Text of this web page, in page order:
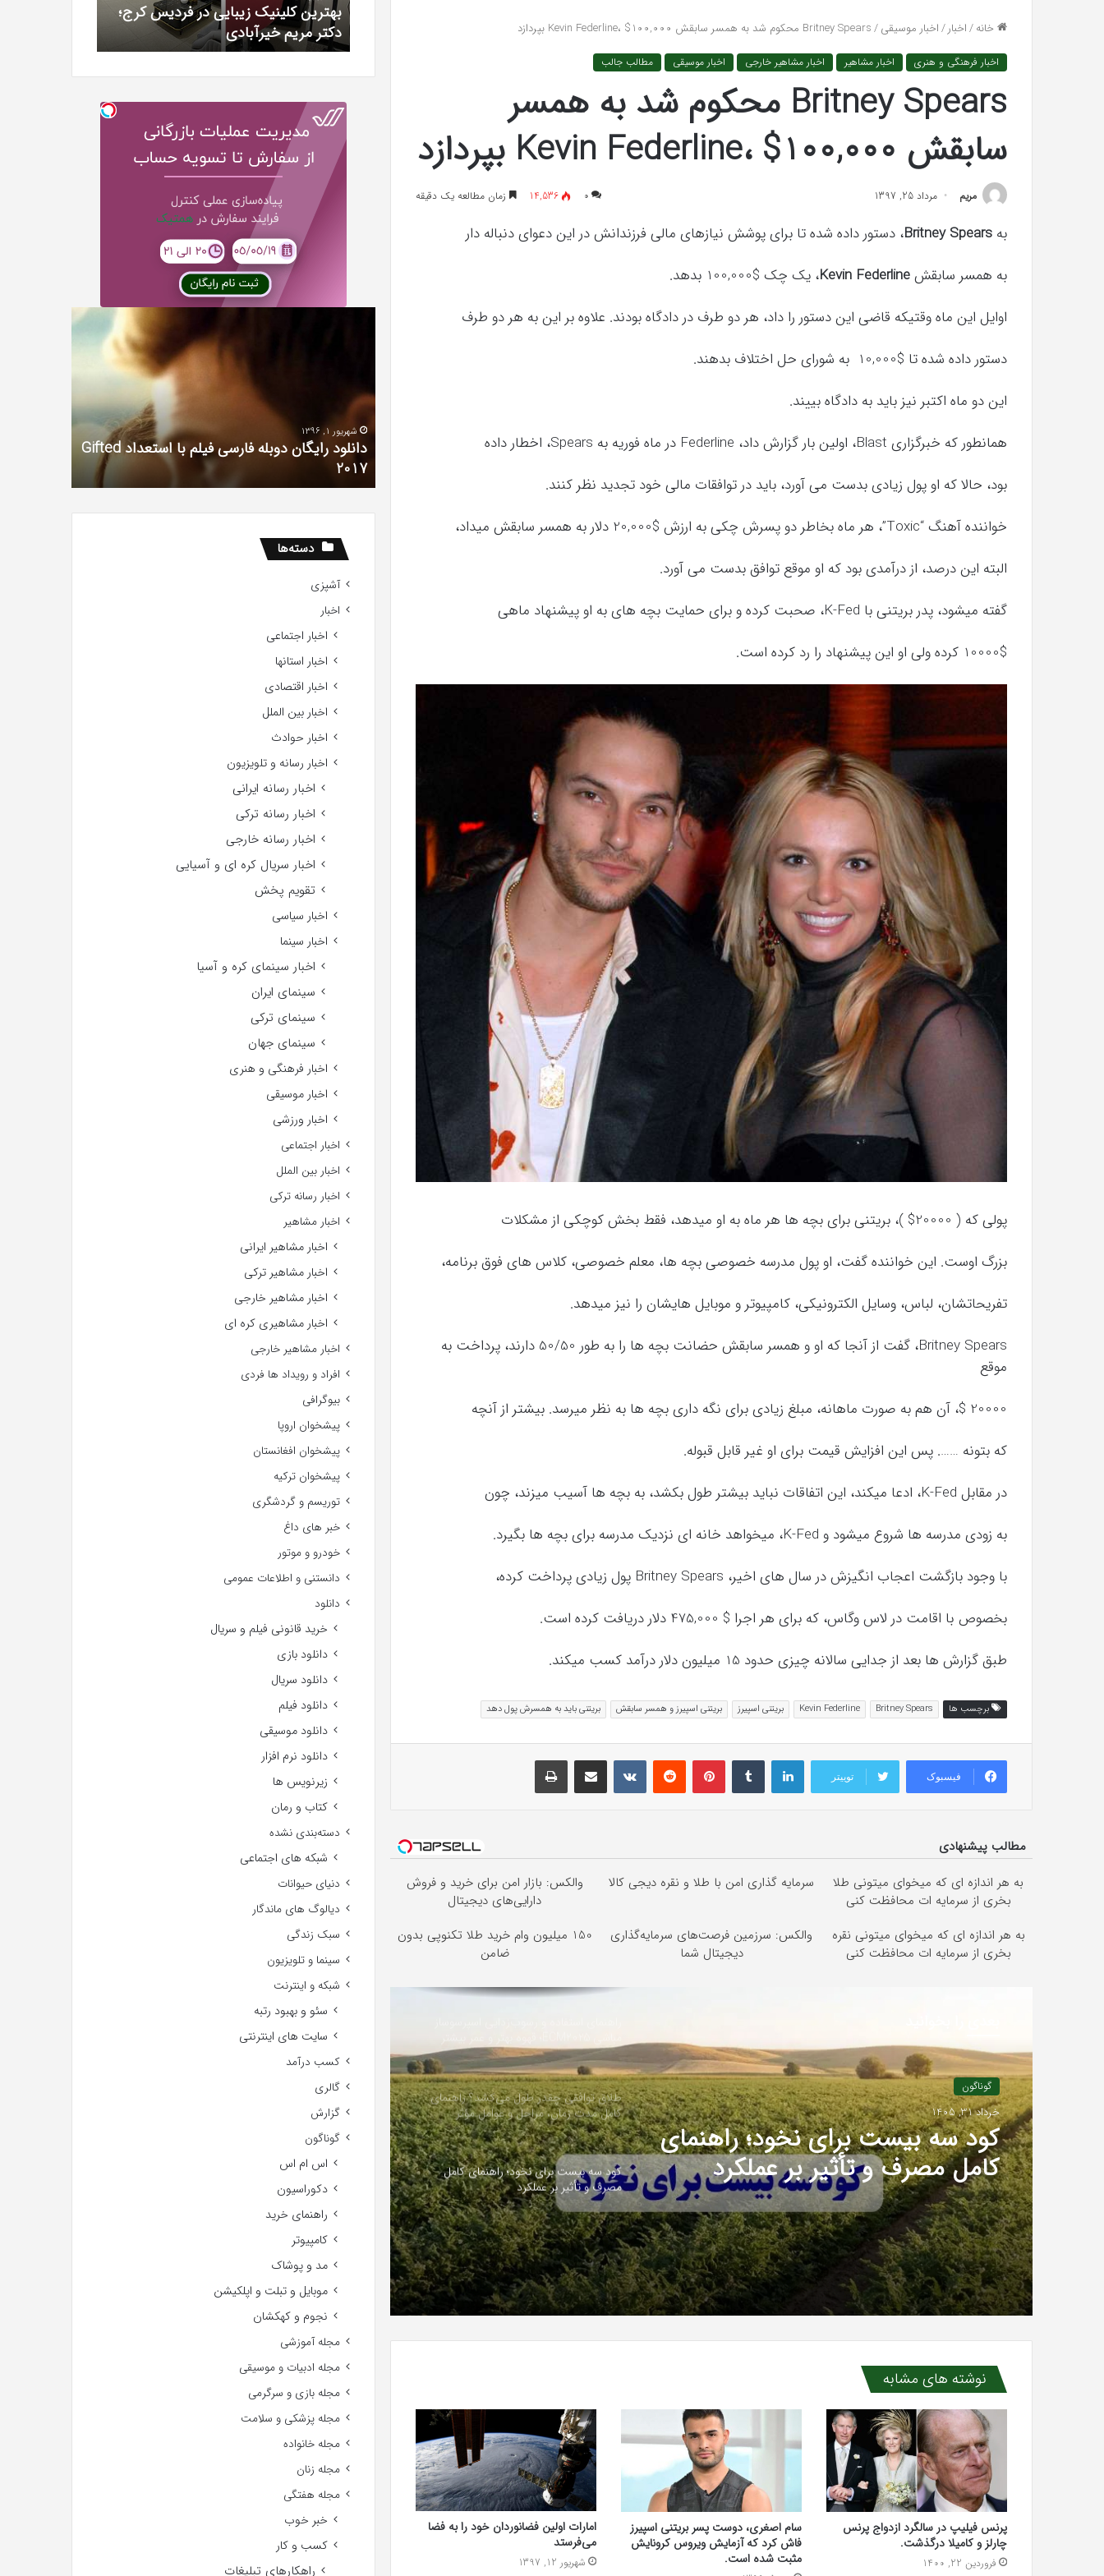
خانه/اخبار/اخبار موسیقی/Britney Spears محکوم شد به همسر سابقش Kevin Federline، $100,000 بپردازد
اخبار فرهنگی و هنری اخبار مشاهیر اخبار مشاهیر خارجی اخبار موسیقی مطالب جالب
Britney Spears محکوم شد به همسر
سابقش Kevin Federline، $100,000 بپردازد
مريم مرداد 25, 1397 ۰ 14,536 زمان مطالعه یک دقیقه
به Britney Spears، دستور داده شده تا برای پوشش نیازهای مالی فرزندانش در این دعوای دنباله دار
به همسر سابقشKevin Federline، یک چک $100,000 بدهد.
اوایل این ماه وقتیکه قاضی این دستور را داد، هر دو طرف در دادگاه بودند. علاوه بر این به هر دو طرف
دستور داده شده تا $10,000 به شورای حل اختلاف بدهند.
این دو ماه اکتبر نیز باید به دادگاه بییند.
همانطور که خبرگزاری Blast، اولین بار گزارش داد، Federline در ماه فوریه به Spears، اخطار داده
بود، حالا که او پول زیادی بدست می آورد، باید در توافقات مالی خود تجدید نظر کنند.
خواننده آهنگ “Toxic”، هر ماه بخاطر دو پسرش چکی به ارزش $20,000 دلار به همسر سابقش میداد،
البته این درصد، از درآمدی بود که او موقع توافق بدست می آورد.
گفته میشود، پدر بریتنی با K-Fed، صحبت کرده و برای حمایت بچه های به او پیشنهاد ماهی
10000$ کرده ولی او این پیشنهاد را رد کرده است.
پولی که ( 20000$ )، بریتنی برای بچه ها هر ماه به او میدهد، فقط بخش کوچکی از مشکلات
بزرگ اوست. این خواننده گفت، او پول مدرسه خصوصی بچه ها، معلم خصوصی، کلاس های فوق برنامه،
تفریحاتشان، لباس، وسایل الکترونیکی، کامپیوتر و موبایل هایشان را نیز میدهد.
Britney Spears، گفت از آنجا که او و همسر سابقش حضانت بچه ها را به طور 50/50 دارند، پرداخت به
موقع
20000 $، آن هم به صورت ماهانه، مبلغ زیادی برای نگه داری بچه ها به نظر میرسد. بیشتر از آنچه
که بتونه ……. پس این افزایش قیمت برای او غیر قابل قبوله.
در مقابل K-Fed، ادعا میکند، این اتفاقات نباید بیشتر طول بکشد، به بچه ها آسیب میزند، چون
به زودی مدرسه ها شروع میشود و K-Fed، میخواهد خانه ای نزدیک مدرسه برای بچه ها بگیرد.
با وجود بازگشت اعجاب انگیزش در سال های اخیر، Britney Spears پول زیادی پرداخت کرده،
بخصوص با اقامت در لاس وگاس، که برای هر اجرا $ 475,000 دلار دریافت کرده است.
طبق گزارش ها بعد از جدایی سالانه چیزی حدود 15 میلیون دلار درآمد کسب میکند.
برچسب ها Britney Spears
Kevin Federline بریتنی اسپیرز بریتنی اسپیرز و همسر سابقش بریتنی باید به همسرش پول دهد
فیسبوک توییتر
لینکداینتامبلر پینتریستReddit
VKontakteاشتراک گذاری با ایمیل چاپ
مطالب پیشنهادی
به هر اندازه ای که میخوای میتونی طلا
بخری از سرمایه ات محافظت کنی
سرمایه گذاری امن با طلا و نقره دیجی کالا
والکس: بازار امن برای خرید و فروش
دارایی‌های دیجیتال
به هر اندازه ای که میخوای میتونی نقره
بخری از سرمایه ات محافظت کنی
والکس: سرزمین فرصت‌های سرمایه‌گذاری
دیجیتال شما
150 میلیون وام خرید طلا تکنوپی بدون
ضامن
گوناگون
خرداد 31, 1405
کود سه بیست برای نخود؛ راهنمای
کامل مصرف و تأثیر بر عملکرد
دستگاه
طلاق توافقی چقدر طول می‌کشد؟ راهنمای
کامل مدت زمان، مراحل و عوامل مؤثر
کود سه بیست برای نخود؛ راهنمای کامل
مصرف و تأثیر بر عملکرد
نوشته های مشابه
پرنس فیلیپ در سالگرد ازدواج پرنس
چارلز و کامیلا درگذشت.
فروردین 22, 1400
سام اصغری، دوست پسر بریتنی اسپیرز
فاش کرد که آزمایش ویروس کرونایش
مثبت شده است.
امارات اولین فضانوردان خود را به فضا
می‌فرستد
شهریور 12, 1397
«پاسخ افتراها را در دادگاه می‌دهم»
می‌شود؟
پازلی»
«کمد پازلی»
خیرآبادی
بهترین کلینیک زیبایی در فردیس کرج؛
دکتر مریم خیرآبادی
چیست؟
کریستن
دانست
“فروزن
موفق
خواهد
کریستن بل می دانست که “فروزن 2” موفق
The
های
از
رسید
The Punisher «تنبیه کننده »با اولین سری عکس
با
استعداد
Gifted
2017
شهریور 1, 1396
دانلود رایگان دوبله فارسی فیلم با استعداد Gifted
2017
شیرین
دسته‌ها
آشپزی
اخبار
اخبار اجتماعی
اخبار استانها
اخبار اقتصادی
اخبار بین الملل
اخبار حوادث
اخبار رسانه و تلویزیون
اخبار رسانه ایرانی
اخبار رسانه ترکی
اخبار رسانه خارجی
اخبار سریال کره ای و آسیایی
تقویم پخش
اخبار سیاسی
اخبار سینما
اخبار سینمای کره و آسیا
سینمای ایران
سینمای ترکی
سینمای جهان
اخبار فرهنگی و هنری
اخبار موسیقی
اخبار ورزشی
اخبار اجتماعی
اخبار بین الملل
اخبار رسانه ترکی
اخبار مشاهیر
اخبار مشاهیر ایرانی
اخبار مشاهیر ترکی
اخبار مشاهیر خارجی
اخبار مشاهیری کره ای
اخبار مشاهیر خارجی
افراد و رویداد ها فردی
بیوگرافی
پیشخوان اروپا
پیشخوان افغانستان
پیشخوان ترکیه
توریسم و گردشگری
خبر های داغ
خودرو و موتور
دانستنی و اطلاعات عمومی
دانلود
خرید قانونی فیلم و سریال
دانلود بازی
دانلود سریال
دانلود فیلم
دانلود موسیقی
دانلود نرم افزار
زیرنویس ها
کتاب و رمان
دسته‌بندی نشده
شبکه های اجتماعی
دنیای حیوانات
دیالوگ های ماندگار
سبک زندگی
سینما و تلویزیون
شبکه و اینترنت
سئو و بهبود رتبه
سایت های اینترنتی
کسب درآمد
گالری
گزارش
گوناگون
اس ام اس
دکوراسیون
راهنمای خرید
کامپیوتر
مد و پوشاک
موبایل و تبلت و اپلکیشن
نجوم و کهکشان
مجله آموزشی
مجله ادبیات و موسیقی
مجله بازی و سرگرمی
مجله پزشکی و سلامت
مجله خانواده
مجله زنان
مجله هفتگی
خبر خوب
کسب و کار
راهکارهای تبلیغات